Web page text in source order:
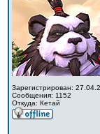
Зарегистрирован:
Сообщения: 1152
Откуда: Кетай